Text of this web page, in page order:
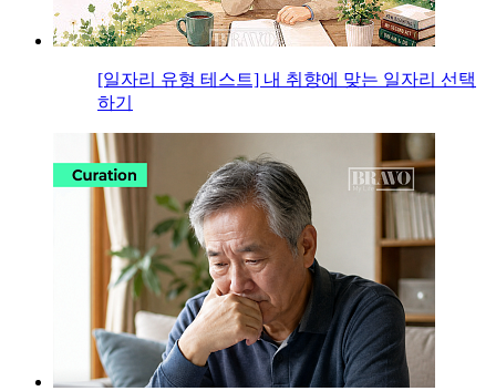
[일자리 유형 테스트] 내 취향에 맞는 일자리 선택
하기